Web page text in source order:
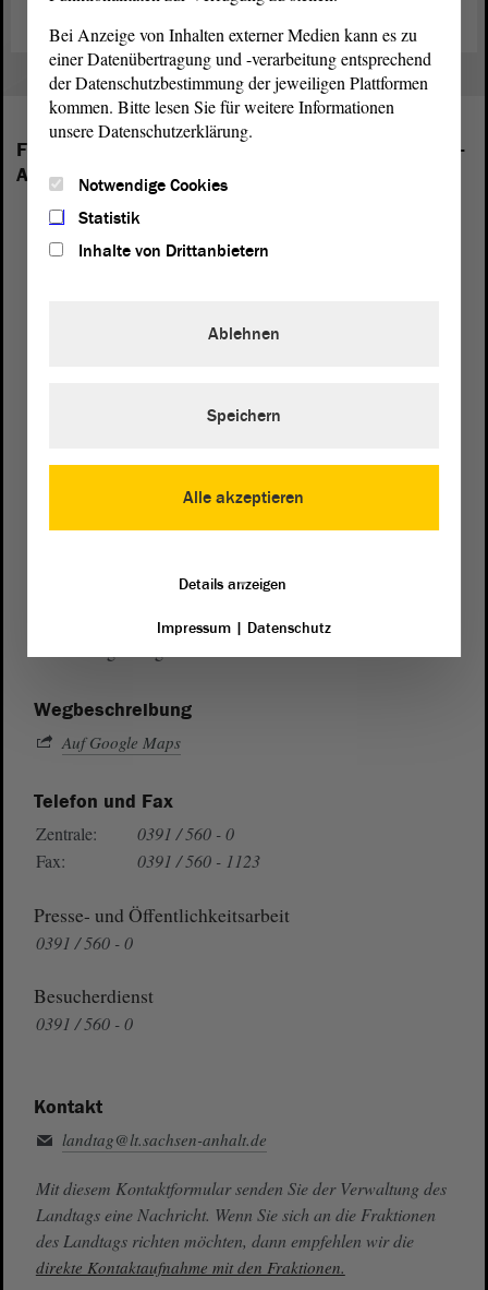
Folgende Fraktionen sind im Landtag von Sachsen-
Anhalt vertreten:
Wegbeschreibung
Auf Google Maps
Telefon und Fax
Zentrale:
0391 / 560 - 0
Fax:
0391 / 560 - 1123
Presse- und Öffentlichkeitsarbeit
0391 / 560 - 0
Besucherdienst
0391 / 560 - 0
Kontakt
landtag@lt.sachsen-anhalt.de
Mit diesem Kontaktformular senden Sie der Verwaltung des
Landtags eine Nachricht. Wenn Sie sich an die Fraktionen
des Landtags richten möchten, dann empfehlen wir die
direkte Kontaktaufnahme mit den Fraktionen.
Bei Anzeige von Inhalten externer Medien kann es zu
einer Datenübertragung und -verarbeitung entsprechend
der Datenschutzbestimmung der jeweiligen Plattformen
kommen. Bitte lesen Sie für weitere Informationen
unsere Datenschutzerklärung.
Notwendige Cookies
Statistik
Inhalte von Drittanbietern
Alle akzeptieren
Ablehnen
Speichern
Details anzeigen
Impressum| Datenschutz